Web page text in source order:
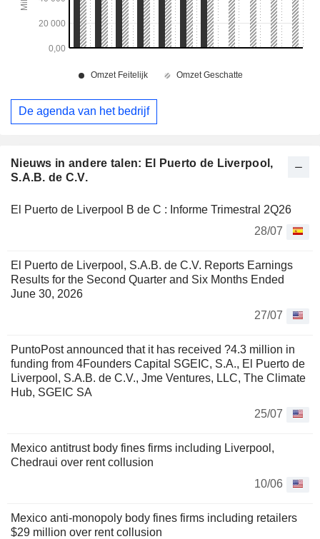
Nieuws in andere talen: El Puerto de Liverpool,
S.A.B. de C.V.
El Puerto de Liverpool B de C : Informe Trimestral 2Q26
28/07
El Puerto de Liverpool, S.A.B. de C.V. Reports Earnings
Results for the Second Quarter and Six Months Ended
June 30, 2026
27/07
PuntoPost announced that it has received ?4.3 million in
funding from 4Founders Capital SGEIC, S.A., El Puerto de
Liverpool, S.A.B. de C.V., Jme Ventures, LLC, The Climate
Hub, SGEIC SA
25/07
Mexico antitrust body fines firms including Liverpool,
Chedraui over rent collusion
10/06
Mexico anti-monopoly body fines firms including retailers
$29 million over rent collusion
De agenda van het bedrijf